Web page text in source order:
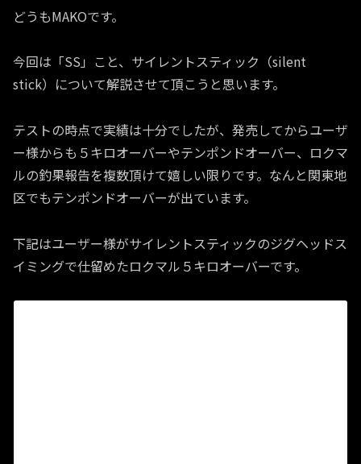
どうもMAKOです。
今回は「SS」こと、サイレントスティック（silent
stick）について解説させて頂こうと思います。
テストの時点で実績は十分でしたが、発売してからユーザ
ー様からも５キロオーバーやテンポンドオーバー、ロクマ
ルの釣果報告を複数頂けて嬉しい限りです。なんと関東地
区でもテンポンドオーバーが出ています。
下記はユーザー様がサイレントスティックのジグヘッドス
イミングで仕留めたロクマル５キロオーバーです。